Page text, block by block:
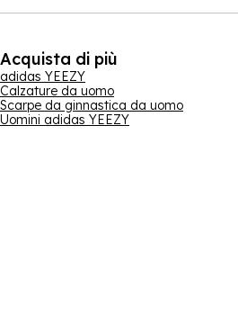
Acquista di più
adidas YEEZY
Calzature da uomo
Scarpe da ginnastica da uomo
Uomini adidas YEEZY